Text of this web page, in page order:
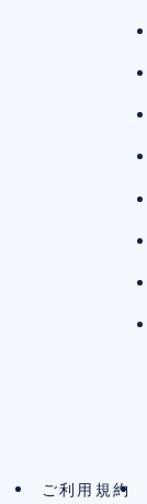
ご利用規約